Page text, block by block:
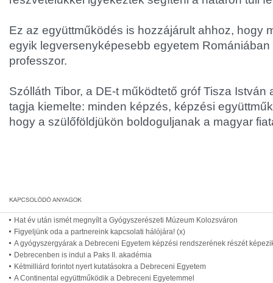
Ez az együttműködés is hozzájárult ahhoz, hogy
egyik legversenyképesebb egyetem Romániában
professzor.
Szólláth Tibor, a DE-t működtető gróf Tisza István
tagja kiemelte: minden képzés, képzési
hogy a szülőföldjükön boldoguljanak a magyar
Hat év után ismét megnyílt a Gyógyszerészeti Múzeum Kolozsváron
Figyeljünk oda a partnereink kapcsolati hálójára! (x)
A gyógyszergyárak a Debreceni Egyetem képzési rendszerének részét
Debrecenben is indul a Paks II. akadémia
Kétmilliárd forintot nyert kutatásokra a Debreceni Egyetem
A Continental együttműködik a Debreceni Egyetemmel